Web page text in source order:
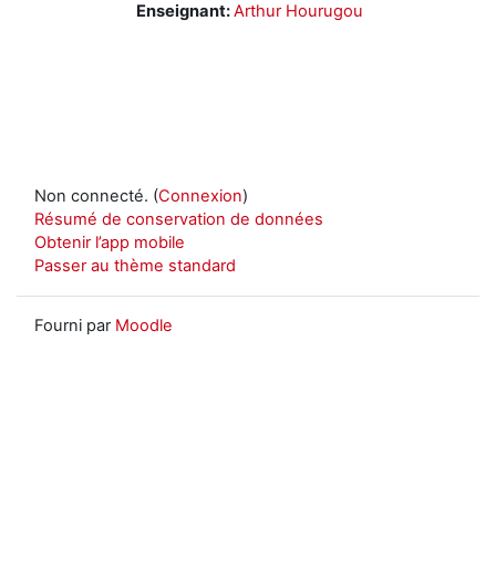
Enseignant:Arthur Hourugou
Non connecté. (Connexion)
Résumé de conservation de données
Obtenir l’app mobile
Passer au thème standard
Fourni par Moodle